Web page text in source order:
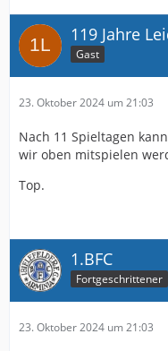
119 Jahre
Gast
23. Oktober 2024 um 21:03
Nach 11 Spieltagen
wir oben mitspielen
Top.
1.BFC
Fortgeschrittener
23. Oktober 2024 um 21:03